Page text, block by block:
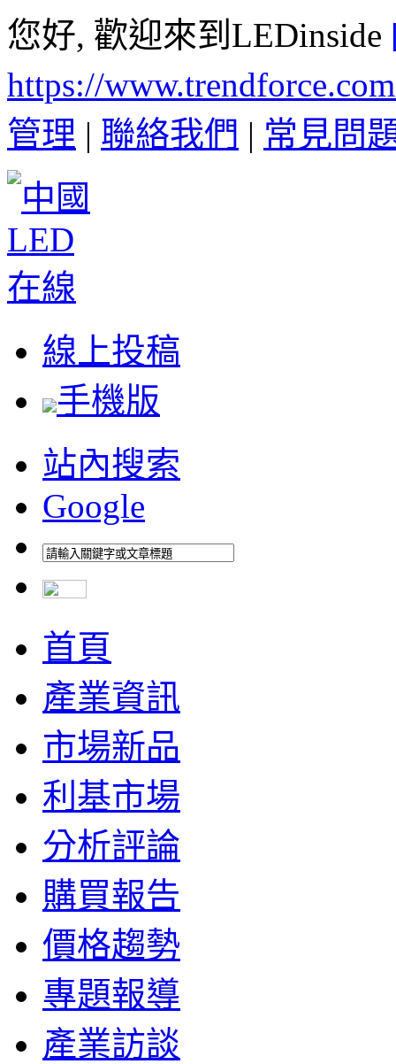
您好, 歡迎來到LEDinside
https://
管理 | 聯絡我們 | 常見問
線上投稿
手機版
站內搜索
Google
首頁
產業資訊
市場新品
利基市場
分析評論
購買報告
價格趨勢
專題報導
產業訪談